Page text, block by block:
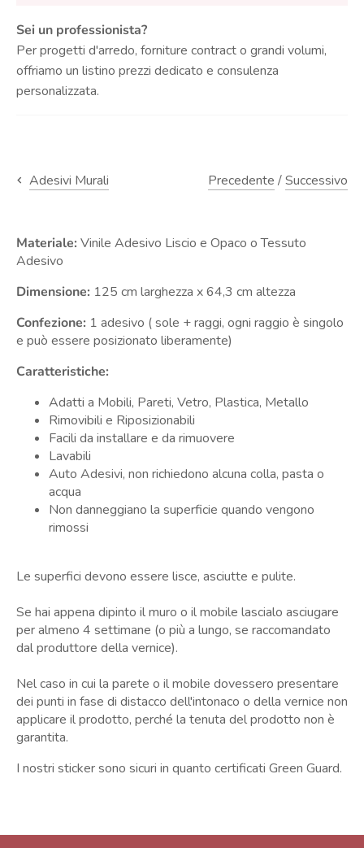
Sei un professionista?
Per progetti d'arredo, forniture contract o grandi volumi,
offriamo un listino prezzi dedicato e consulenza
personalizzata.
Adesivi Murali Precedente /Successivo
Materiale: Vinile Adesivo Liscio e Opaco o Tessuto
Adesivo
Dimensione: 125 cm larghezza x 64,3 cm altezza
Confezione: 1 adesivo ( sole + raggi, ogni raggio è singolo
e può essere posizionato liberamente)
Caratteristiche:
Adatti a Mobili, Pareti, Vetro, Plastica, Metallo
Rimovibili e Riposizionabili
Facili da installare e da rimuovere
Lavabili
Auto Adesivi, non richiedono alcuna colla, pasta o
acqua
Non danneggiano la superficie quando vengono
rimossi
Le superfici devono essere lisce, asciutte e pulite.
Se hai appena dipinto il muro o il mobile lascialo asciugare
per almeno 4 settimane (o più a lungo, se raccomandato
dal produttore della vernice).
Nel caso in cui la parete o il mobile dovessero presentare
dei punti in fase di distacco dell'intonaco o della vernice non
applicare il prodotto, perché la tenuta del prodotto non è
garantita.
I nostri sticker sono sicuri in quanto certificati Green Guard.